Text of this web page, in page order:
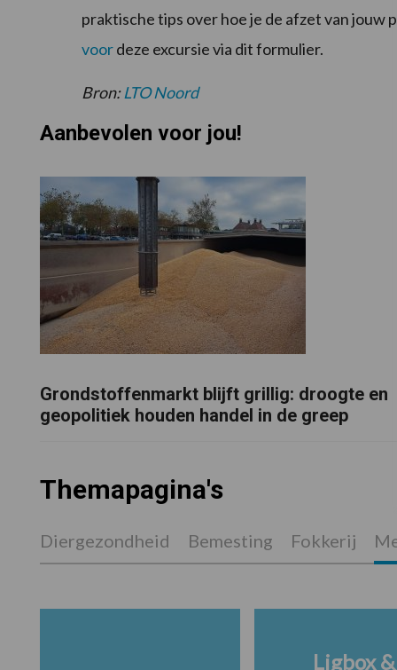
praktische tips over hoe je de afzet van jouw
voordeze excursie via dit formulier.
Bron:LTO Noord
Aanbevolen voor jou!
Grondstoffenmarkt blijft grillig: droogte en
geopolitiek houden handel in de greep
Themapagina's
Diergezondheid Bemesting Fokkerij
Ligbox &